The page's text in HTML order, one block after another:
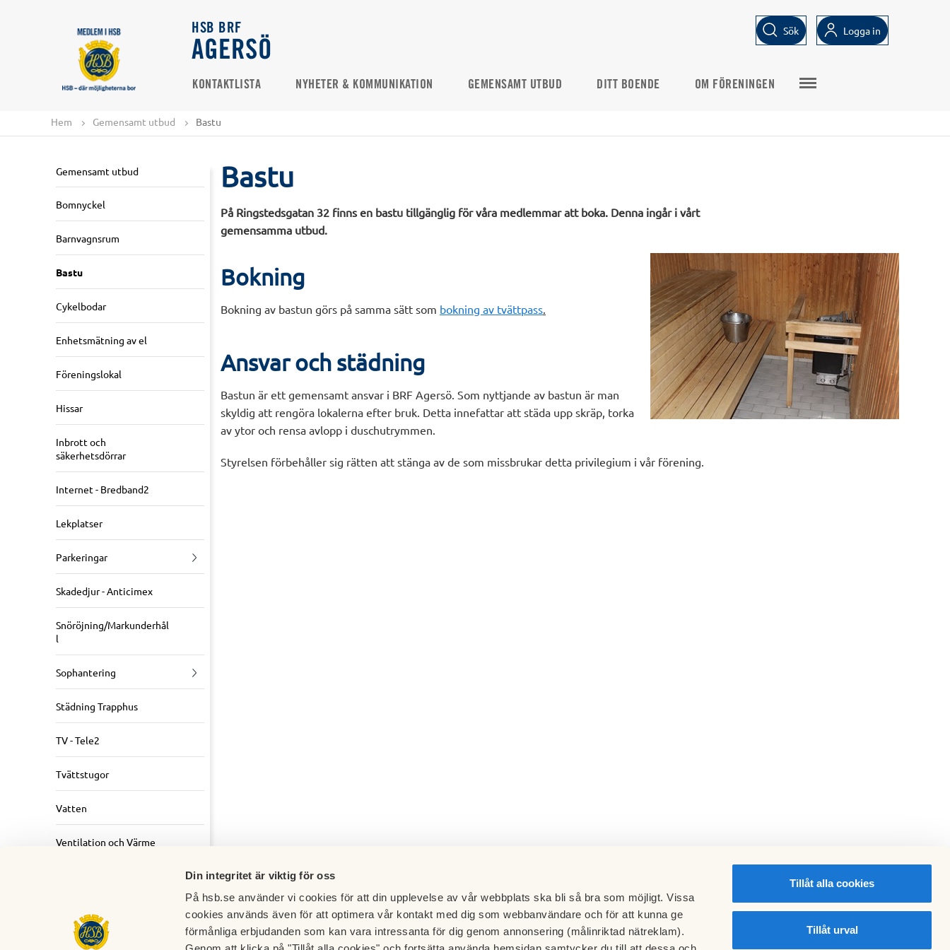
Din integritet är viktig för oss
På hsb.se använder vi cookies för att din upplevelse av vår webbplats ska bli så bra som möjligt. Vissa
cookies används även för att optimera vår kontakt med dig som webbanvändare och för att kunna ge
förmånliga erbjudanden som kan vara intressanta för dig genom annonsering (målinriktad nätreklam).
Tillåt alla cookies
Tillåt urval
HSB BRF
AGERSÖ
Sök Logga in
KONTAKTLISTA NYHETER & KOMMUNIKATION GEMENSAMT UTBUD DITT BOENDE OM FÖRENINGEN
Hem Gemensamt utbud Bastu
Gemensamt utbud
Bomnyckel
Barnvagnsrum
Bastu
Cykelbodar
Enhetsmätning av el
Föreningslokal
Hissar
Inbrott och
säkerhetsdörrar
Internet - Bredband2
Lekplatser
Parkeringar
Skadedjur - Anticimex
Snöröjning/Markunderhål
l
Sophantering
Städning Trapphus
TV - Tele2
Tvättstugor
Vatten
Ventilation och Värme
Bastu
På Ringstedsgatan 32 finns en bastu tillgänglig för våra medlemmar att boka. Denna ingår i vårt
gemensamma utbud.
Bokning
Bokning av bastun görs på samma sätt som bokning av tvättpass.
Ansvar och städning
Bastun är ett gemensamt ansvar i BRF Agersö. Som nyttjande av bastun är man
skyldig att rengöra lokalerna efter bruk. Detta innefattar att städa upp skräp, torka
av ytor och rensa avlopp i duschutrymmen.
Styrelsen förbehåller sig rätten att stänga av de som missbrukar detta privilegium i vår förening.